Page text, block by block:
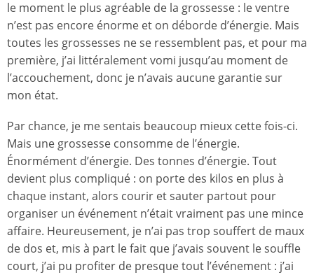
le moment le plus agréable de la grossesse : le ventre
n’est pas encore énorme et on déborde d’énergie. Mais
toutes les grossesses ne se ressemblent pas, et pour ma
première, j’ai littéralement vomi jusqu’au moment de
l’accouchement, donc je n’avais aucune garantie sur
mon état.
Par chance, je me sentais beaucoup mieux cette fois-ci.
Mais une grossesse consomme de l’énergie.
Énormément d’énergie. Des tonnes d’énergie. Tout
devient plus compliqué : on porte des kilos en plus à
chaque instant, alors courir et sauter partout pour
organiser un événement n’était vraiment pas une mince
affaire. Heureusement, je n’ai pas trop souffert de maux
de dos et, mis à part le fait que j’avais souvent le souffle
court, j’ai pu profiter de presque tout l’événement : j’ai